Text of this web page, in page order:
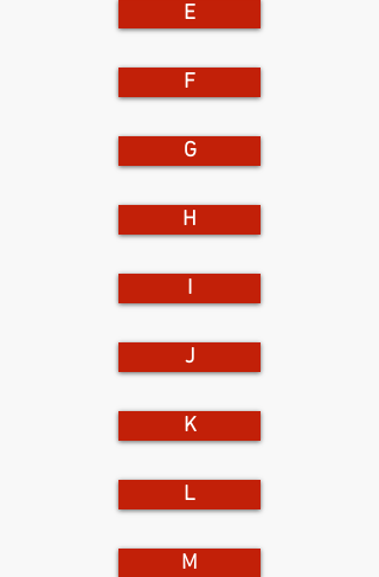
E
F
G
H
I
J
K
L
M